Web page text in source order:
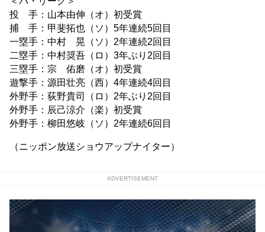
投 手：山本由伸（オ）初受賞
捕 手：甲斐拓也（ソ）5年連続5回目
一塁手：中村 晃（ソ）2年連続2回目
二塁手：中村奨吾（ロ）3年ぶり2回目
三塁手：宗 佑磨（オ）初受賞
遊撃手：源田壮亮（西）4年連続4回目
外野手：荻野貴司（ロ）2年ぶり2回目
外野手：辰己涼介（楽）初受賞
外野手：柳田悠岐（ソ）2年連続6回目
（ニッポン放送ショウアップナイター）
ADVERTISEMENT